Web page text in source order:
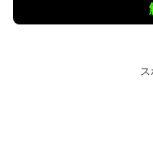
ス